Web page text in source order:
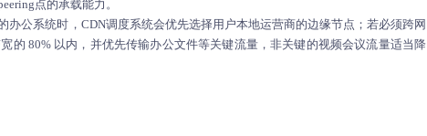
点的承载能力。
办公系统时，CDN调度系统会优先选择用户本地运营商的边缘节点；若必须跨网
的 80% 以内，并优先传输办公文件等关键流量，非关键的视频会议流量适当降